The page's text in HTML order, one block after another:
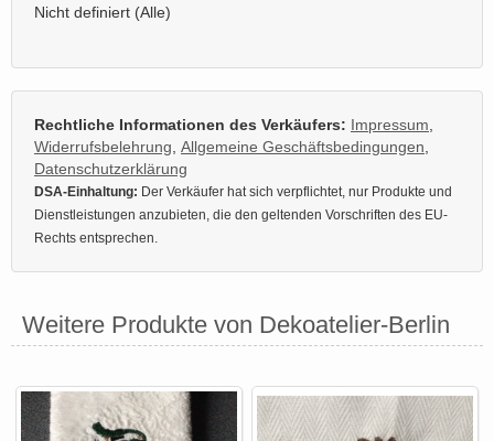
Nicht definiert (Alle)
Rechtliche Informationen des Verkäufers: Impressum
Widerrufsbelehrung Allgemeine Geschäftsbedingungen
Datenschutzerklärung
DSA-Einhaltung: Der Verkäufer hat sich verpflichtet, nur Produkte und
Dienstleistungen anzubieten, die den geltenden Vorschriften des EU-
Rechts entsprechen.
Weitere Produkte von Dekoatelier-Berlin